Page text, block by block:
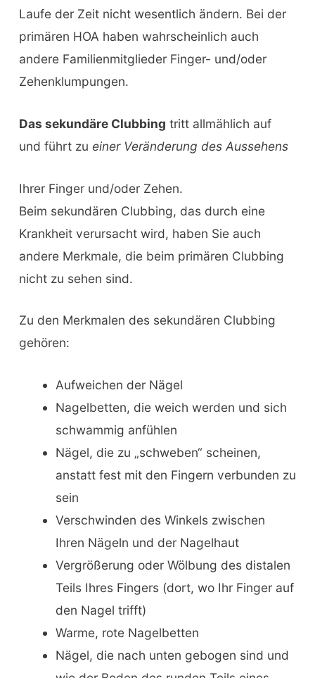
Laufe der Zeit nicht wesentlich ändern. Bei der
primären HOA haben wahrscheinlich auch
andere Familienmitglieder Finger- und/oder
Zehenklumpungen.
Das sekundäre Clubbing tritt allmählich auf
und führt zu einer Veränderung des Aussehens
Ihrer Finger und/oder Zehen.
Beim sekundären Clubbing, das durch eine
Krankheit verursacht wird, haben Sie auch
andere Merkmale, die beim primären Clubbing
nicht zu sehen sind.
Zu den Merkmalen des sekundären Clubbing
gehören:
Aufweichen der Nägel
Nagelbetten, die weich werden und sich
schwammig anfühlen
Nägel, die zu „schweben“ scheinen,
anstatt fest mit den Fingern verbunden zu
sein
Verschwinden des Winkels zwischen
Ihren Nägeln und der Nagelhaut
Vergrößerung oder Wölbung des distalen
Teils Ihres Fingers (dort, wo Ihr Finger auf
den Nagel trifft)
Warme, rote Nagelbetten
Nägel, die nach unten gebogen sind und